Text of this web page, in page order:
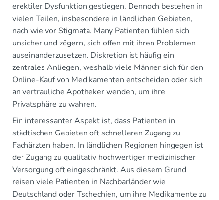
erektiler Dysfunktion gestiegen. Dennoch bestehen in
vielen Teilen, insbesondere in ländlichen Gebieten,
nach wie vor Stigmata. Many Patienten fühlen sich
unsicher und zögern, sich offen mit ihren Problemen
auseinanderzusetzen. Diskretion ist häufig ein
zentrales Anliegen, weshalb viele Männer sich für den
Online-Kauf von Medikamenten entscheiden oder sich
an vertrauliche Apotheker wenden, um ihre
Privatsphäre zu wahren.
Ein interessanter Aspekt ist, dass Patienten in
städtischen Gebieten oft schnelleren Zugang zu
Fachärzten haben. In ländlichen Regionen hingegen ist
der Zugang zu qualitativ hochwertiger medizinischer
Versorgung oft eingeschränkt. Aus diesem Grund
reisen viele Patienten in Nachbarländer wie
Deutschland oder Tschechien, um ihre Medikamente zu